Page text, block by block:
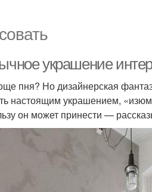
украшение
пня? Но дизайнерская
настоящим украшением,
он может принести —